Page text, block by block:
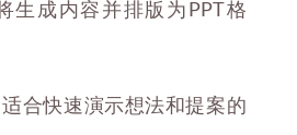
生成内容并排版为PPT格
适合快速演示想法和提案的